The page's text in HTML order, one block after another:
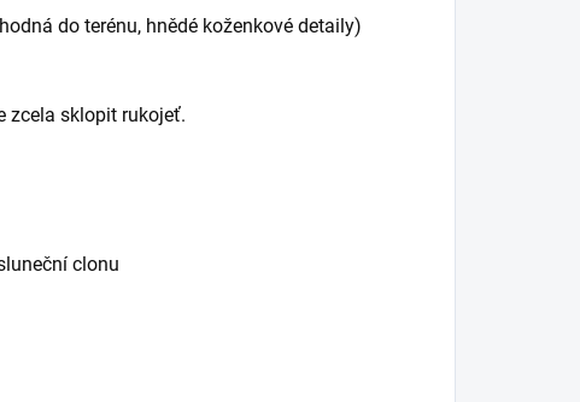
do terénu, hnědé koženkové detaily)
zcela sklopit rukojeť.
clonu